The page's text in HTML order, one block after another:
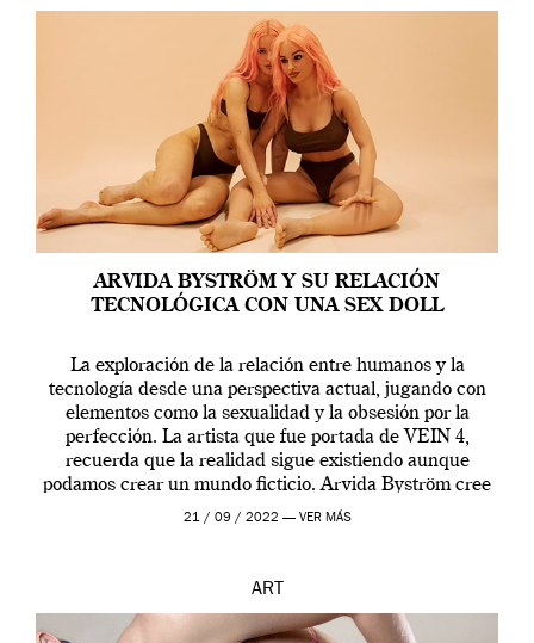
ARVIDA BYSTRÖM Y SU RELACIÓN
TECNOLÓGICA CON UNA SEX DOLL
La exploración de la relación entre humanos y la
tecnología desde una perspectiva actual, jugando con
elementos como la sexualidad y la obsesión por la
perfección. La artista que fue portada de VEIN 4,
recuerda que la realidad sigue existiendo aunque
podamos crear un mundo ficticio. Arvida Byström cree
que los humanos tienen un complejo […]
21 / 09 / 2022 — VER MÁS
ART